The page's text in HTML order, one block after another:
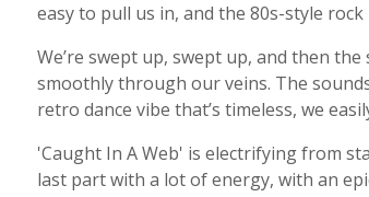
easy to pull us in, and the 80s-style
We’re swept up, swept up, and then
smoothly through our veins. The
retro dance vibe that’s timeless, we
'Caught In A Web' is electrifying from
last part with a lot of energy, with an